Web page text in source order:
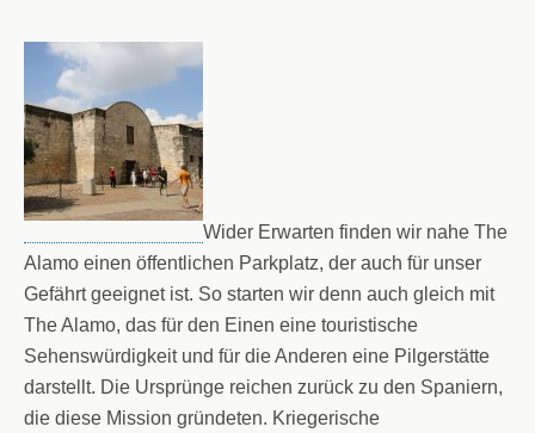
Wider Erwarten finden wir nahe The
Alamo einen öffentlichen Parkplatz, der auch für unser
Gefährt geeignet ist. So starten wir denn auch gleich mit
The Alamo, das für den Einen eine touristische
Sehenswürdigkeit und für die Anderen eine Pilgerstätte
darstellt. Die Ursprünge reichen zurück zu den Spaniern,
die diese Mission gründeten. Kriegerische